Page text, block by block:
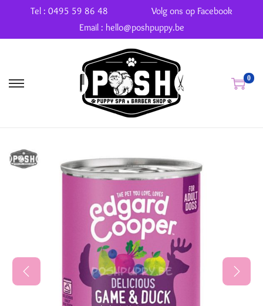
Tel : 0495 59 86 48
Volg ons op Facebook
Email : hello@poshpuppy.be
0